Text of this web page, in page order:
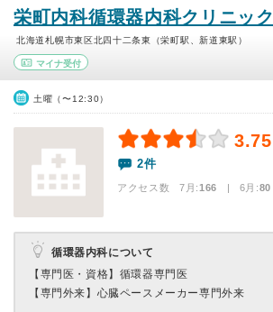
栄町内科循環器内科クリニック
北海道札幌市東区北四十二条東（栄町駅、新道東駅）
マイナ受付
土曜（〜12:30）
3.75
2件
アクセス数 7月:166 | 6月:80
循環器内科について
【専門医・資格】 循環器専門医
【専門外来】 心臓ペースメーカー専門外来